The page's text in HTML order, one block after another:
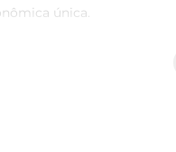
única.